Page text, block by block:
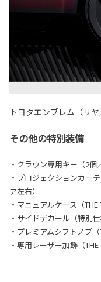
トヨタエンブレム（リヤ
その他の特別装備
・クラウン専用キー（2個
・プロジェクションカー
ア左右）
・マニュアルケース（THE
・サイドデカール（特別
・プレミアムシフトノブ（
・専用レーザー加飾（